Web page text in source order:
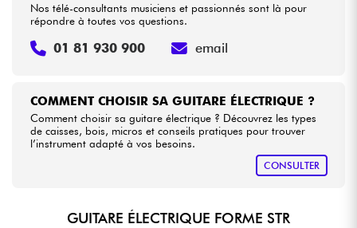
COMMENT CHOISIR SA GUITARE ÉLECTRIQUE ?
Comment choisir sa guitare électrique ? Découvrez les types
de caisses, bois, micros et conseils pratiques pour trouver
l’instrument adapté à vos besoins.
CONSULTER
Nos télé-consultants musiciens et passionnés sont là pour
répondre à toutes vos questions.
01 81 930 900 email
GUITARE ÉLECTRIQUE FORME STR